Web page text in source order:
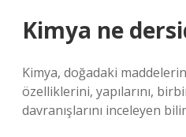
Kimya ne
Kimya, doğadaki
özelliklerini, yapılarını,
davranışlarını inceleyen